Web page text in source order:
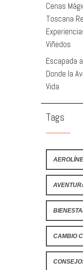
Cenas
Toscana
Viñedos
Escapada
Donde la
Vida
Tags
CAMBIO